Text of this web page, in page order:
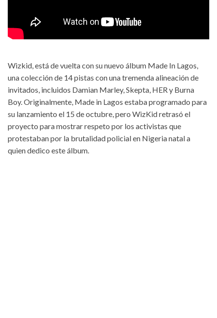
Wizkid, está de vuelta con su nuevo álbum Made In Lagos,
una colección de 14 pistas con una tremenda alineación de
invitados, incluidos Damian Marley, Skepta, HER y Burna
Boy. Originalmente, Made in Lagos estaba programado para
su lanzamiento el 15 de octubre, pero WizKid retrasó el
proyecto para mostrar respeto por los activistas que
protestaban por la brutalidad policial en Nigeria natal a
quien dedico este álbum.